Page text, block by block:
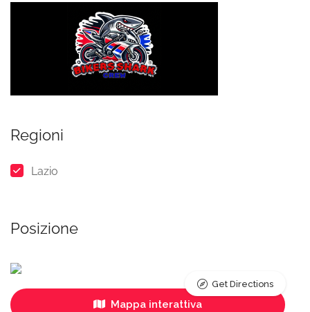
Regioni
Lazio
Posizione
Mappa interattiva
Get Directions